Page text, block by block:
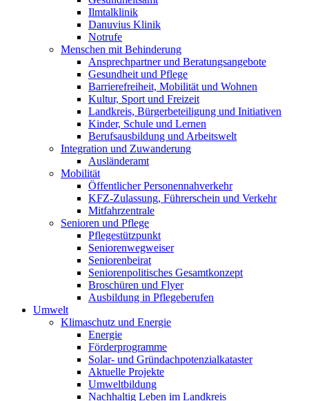
Ilmtalklinik
Danuvius Klinik
Notrufe
Menschen mit Behinderung
Ansprechpartner und Beratungsangebote
Gesundheit und Pflege
Barrierefreiheit, Mobilität und Wohnen
Kultur, Sport und Freizeit
Landkreis, Bürgerbeteiligung und Initiativen
Kinder, Schule und Lernen
Berufsausbildung und Arbeitswelt
Integration und Zuwanderung
Ausländeramt
Mobilität
Öffentlicher Personennahverkehr
KFZ-Zulassung, Führerschein und Verkehr
Mitfahrzentrale
Senioren und Pflege
Pflegestützpunkt
Seniorenwegweiser
Seniorenbeirat
Seniorenpolitisches Gesamtkonzept
Broschüren und Flyer
Ausbildung in Pflegeberufen
Umwelt
Klimaschutz und Energie
Energie
Förderprogramme
Solar- und Gründachpotenzialkataster
Aktuelle Projekte
Umweltbildung
Nachhaltig Leben im Landkreis